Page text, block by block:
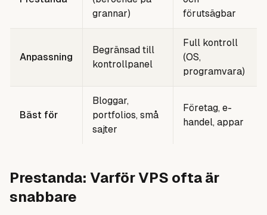
grannar)
förutsägbar
Anpassning
Begränsad till
kontrollpanel
Full kontroll
(OS,
programvara)
Bäst för
Bloggar,
portfolios, små
sajter
Företag, e-
handel, appar
Prestanda: Varför VPS ofta är
snabbare